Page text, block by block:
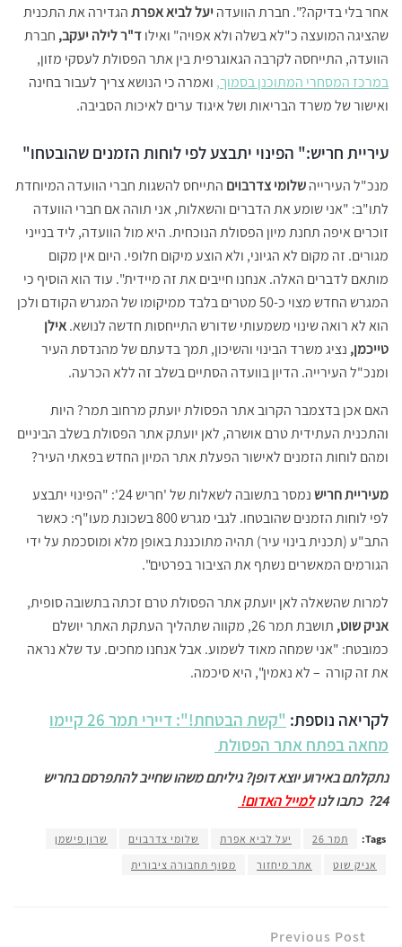
אחר בלי בדיקה?". חברת הוועדהיעל לביא אפרתהגדירה את התכנית
שהציגה המועצה כ"לא בשלה ולא אפויה" ואילוד"ר לילה יעקב, חברת
הוועדה, התייחסה לקרבה הגאוגרפית בין אתר הפסולת לעסקי מזון,
במרכז המסחרי המתוכנן בסמוך, ואמרה כי הנושא צריך לעבור בחינה
ואישור של משרד הבריאות ושל איגוד ערים לאיכות הסביבה.
עיריית חריש:" הפינוי יתבצע לפי לוחות הזמנים שהובטחו"
מנכ"ל העירייהשלומי צדרבוים התייחס להשגות חברי הוועדה המיוחדת
לתו"ב: "אני שומע את הדברים והשאלות, אני תוהה אם חברי הוועדה
זוכרים איפה תחנת מיון הפסולת הנוכחית. היא מול הוועדה, ליד בנייני
מגורים. זה מקום לא הגיוני, ולא הוצע מיקום חלופי. היום אין מקום
מותאם לדברים האלה. אנחנו חייבים את זה מיידית". עוד הוא הוסיף כי
המגרש החדש מצוי כ-50 מטרים בלבד ממיקומו של המגרש הקודם ולכן
הוא לא רואה שינוי משמעותי שדורש התייחסות חדשה לנושא.אילן
טייכמן, נציג משרד הבינוי והשיכון, תמך בדעתם של מהנדסת העיר
ומנכ"ל העירייה. הדיון בוועדה הסתיים בשלב זה ללא הכרעה.
האם אכן בדצמבר הקרוב אתר הפסולת יועתק מרחוב תמר? היות
והתכנית העתידית טרם אושרה, לאן יועתק אתר הפסולת בשלב הביניים
ומהם לוחות הזמנים לאישור הפעלת אתר המיון החדש בפאתי העיר?
מעיריית חריש
נמסר בתשובה לשאלות של 'חריש 24': "הפינוי יתבצע
לפי לוחות הזמנים שהובטחו. לגבי מגרש 800 בשכונת מעו"ף: כאשר
התב"ע (תכנית בינוי עיר) תהיה מתוכננת באופן מלא ומוסכמת על ידי
הגורמים המאשרים נשתף את הציבור בפרטים".
למרות שהשאלה לאן יועתק אתר הפסולת טרם זכתה בתשובה סופית,
אניק שוט,
תושבת תמר 26, מקווה שתהליך העתקת האתר יושלם
כמובטח: "אני שמחה מאוד לשמוע. אבל אנחנו מחכים. עד שלא נראה
את זה קורה – לא נאמין", היא סיכמה.
לקריאה נוספת:
"קשת הבטחת!": דיירי תמר 26 קיימו
מחאה בפתח אתר הפסולת
נתקלתם באירוע יוצא דופן? גיליתם משהו שחייב להתפרסם בחריש
24? כתבו לנולמייל האדום!
Tags: תמר 26 יעל לביא אפרת שלומי צדרבוים
שרון פישמן
אניק שוט
אתר מיחזור מסוף תחבורה ציבורית
Previous Post